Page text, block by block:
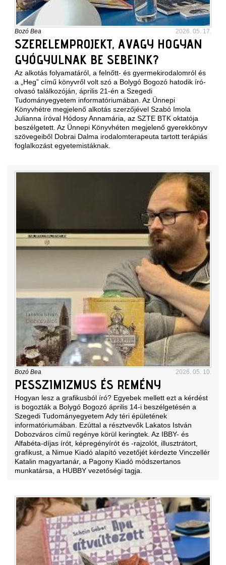
Bozó Bea 2026. 05. 17.
SZERELEMPROJEKT, AVAGY HOGYAN
GYÓGYULNAK BE SEBEINK?
Az alkotás folyamatáról, a felnőtt- és gyermekirodalomról és
a „Heg” című könyvről volt szó a Bolygó Bogozó hatodik író-
olvasó találkozóján, április 21-én a Szegedi
Tudományegyetem informatóriumában. Az Ünnepi
Könyvhétre megjelenő alkotás szerzőjével Szabó Imola
Julianna íróval Hódosy Annamária, az SZTE BTK oktatója
beszélgetett. Az Ünnepi Könyvhéten megjelenő gyerekkönyv
szövegeiből Dobrai Dalma irodalomterapeuta tartott terápiás
foglalkozást egyetemistáknak.
Bozó Bea 2026. 05. 10.
PESSZIMIZMUS ÉS REMÉNY
Hogyan lesz a grafikusból író? Egyebek mellett ezt a kérdést
is bogozták a Bolygó Bogozó április 14-i beszélgetésén a
Szegedi Tudományegyetem Ady téri épületének
informatóriumában. Ezúttal a résztvevők Lakatos István
Dobozváros című regénye körül keringtek. Az IBBY- és
Alfabéta-díjas írót, képregényírót és -rajzolót, illusztrátort,
grafikust, a Nimue Kiadó alapító vezetőjét kérdezte Vinczellér
Katalin magyartanár, a Pagony Kiadó módszertanos
munkatársa, a HUBBY vezetőségi tagja.